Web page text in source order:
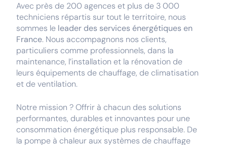
Avec près de 200 agences et plus de 3 000
techniciens répartis sur tout le territoire, nous
sommes le leader des services énergétiques en
France. Nous accompagnons nos clients,
particuliers comme professionnels, dans la
maintenance, l’installation et la rénovation de
leurs équipements de chauffage, de climatisation
et de ventilation.
Notre mission ? Offrir à chacun des solutions
performantes, durables et innovantes pour une
consommation énergétique plus responsable. De
la pompe à chaleur aux systèmes de chauffage